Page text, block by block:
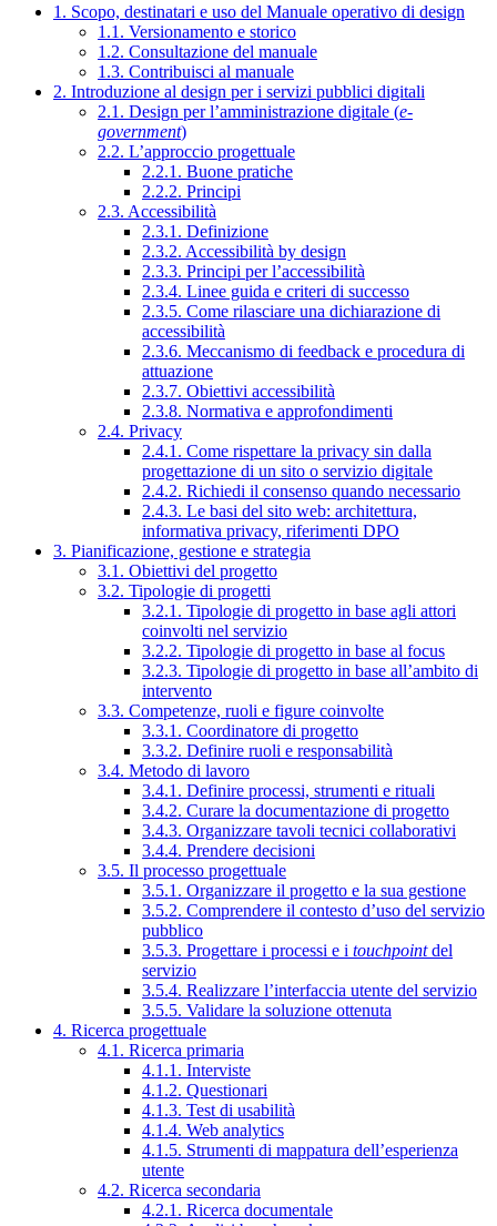
1. Scopo, destinatari e uso del Manuale operativo di design
1.1. Versionamento e storico
1.2. Consultazione del manuale
1.3. Contribuisci al manuale
2. Introduzione al design per i servizi pubblici digitali
2.1. Design per l’amministrazione digitale (e-
government)
2.2. L’approccio progettuale
2.2.1. Buone pratiche
2.2.2. Principi
2.3. Accessibilità
2.3.1. Definizione
2.3.2. Accessibilità by design
2.3.3. Principi per l’accessibilità
2.3.4. Linee guida e criteri di successo
2.3.5. Come rilasciare una dichiarazione di
accessibilità
2.3.6. Meccanismo di feedback e procedura di
attuazione
2.3.7. Obiettivi accessibilità
2.3.8. Normativa e approfondimenti
2.4. Privacy
2.4.1. Come rispettare la privacy sin dalla
progettazione di un sito o servizio digitale
2.4.2. Richiedi il consenso quando necessario
2.4.3. Le basi del sito web: architettura,
informativa privacy, riferimenti DPO
3. Pianificazione, gestione e strategia
3.1. Obiettivi del progetto
3.2. Tipologie di progetti
3.2.1. Tipologie di progetto in base agli attori
coinvolti nel servizio
3.2.2. Tipologie di progetto in base al focus
3.2.3. Tipologie di progetto in base all’ambito di
intervento
3.3. Competenze, ruoli e figure coinvolte
3.3.1. Coordinatore di progetto
3.3.2. Definire ruoli e responsabilità
3.4. Metodo di lavoro
3.4.1. Definire processi, strumenti e rituali
3.4.2. Curare la documentazione di progetto
3.4.3. Organizzare tavoli tecnici collaborativi
3.4.4. Prendere decisioni
3.5. Il processo progettuale
3.5.1. Organizzare il progetto e la sua gestione
3.5.2. Comprendere il contesto d’uso del servizio
pubblico
3.5.3. Progettare i processi e i touchpointdel
servizio
3.5.4. Realizzare l’interfaccia utente del servizio
3.5.5. Validare la soluzione ottenuta
4. Ricerca progettuale
4.1. Ricerca primaria
4.1.1. Interviste
4.1.2. Questionari
4.1.3. Test di usabilità
4.1.4. Web analytics
4.1.5. Strumenti di mappatura dell’esperienza
utente
4.2. Ricerca secondaria
4.2.1. Ricerca documentale